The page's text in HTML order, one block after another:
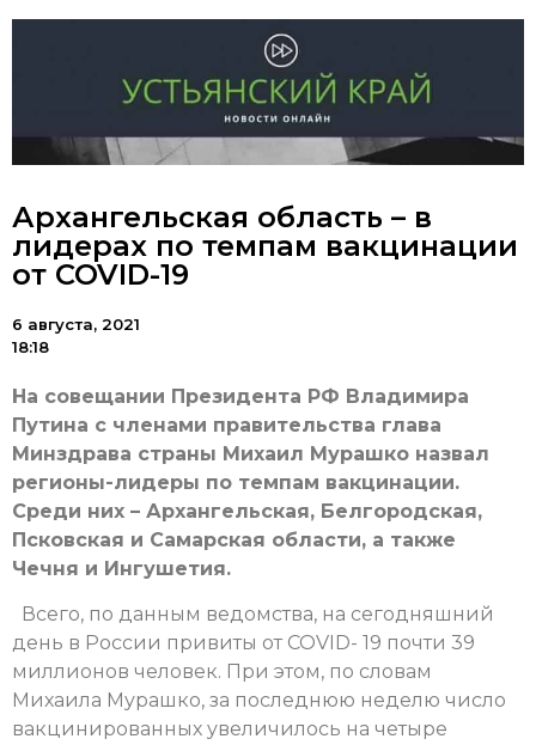
Архангельская область – в
лидерах по темпам вакцинации
от COVID-19
6 августа, 2021
18:18
На совещании Президента РФ Владимира
Путина с членами правительства глава
Минздрава страны Михаил Мурашко назвал
регионы-лидеры по темпам вакцинации.
Среди них – Архангельская, Белгородская,
Псковская и Самарская области, а также
Чечня и Ингушетия.
Всего, по данным ведомства, на сегодняшний
день в России привиты от COVID- 19 почти 39
миллионов человек. При этом, по словам
Михаила Мурашко, за последнюю неделю число
вакцинированных увеличилось на четыре